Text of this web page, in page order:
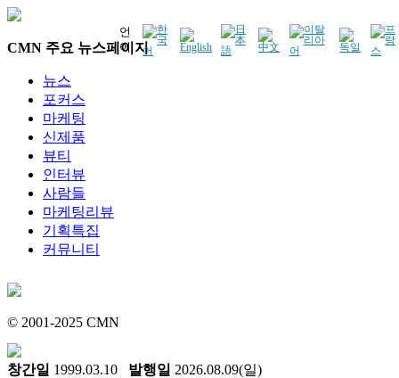
언
어
CMN 주요 뉴스페이지
뉴스
포커스
마케팅
신제품
뷰티
인터뷰
사람들
마케팅리뷰
기획특집
커뮤니티
© 2001-2025 CMN
창간일 1999.03.10 발행일 2026.08.09(일)